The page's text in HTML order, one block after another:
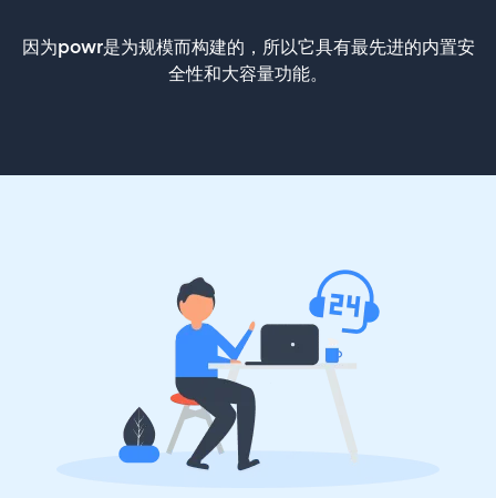
因为powr是为规模而构建的，所以它具有最先进的内置安
全性和大容量功能。